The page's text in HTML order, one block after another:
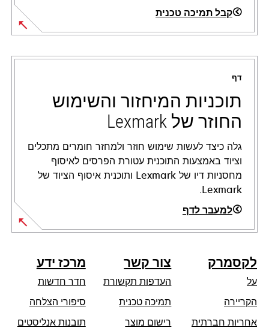
קבל תמיכה טכנית
opens
in
new
tab
דף
תוכניות המיחזור והשימוש
החוזר של Lexmark
גלה כיצד לעשות שימוש חוזר ולמחזר חומרים מתכלים
וציוד באמצעות התוכנית עטורת הפרסים לאיסוף
מחסניות דיו של Lexmark ותוכנית איסוף הציוד של
Lexmark.
למעבר לדף
לקסמרק
על
הקריירה
אחריות חברתית
צור קשר
העדפות תקשורת
תמיכה טכניתopens
רישום מוצר
מרכז ידע
חדר חדשות
סיפורי הצלחה
תובנות אנליסטים